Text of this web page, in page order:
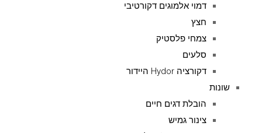
דמוי אלמוגים דקורטיבי
חצץ
צמחי פלסטיק
סלעים
דקורציה Hydor היידור
שונות
הובלת דגים חיים
צינור גמיש